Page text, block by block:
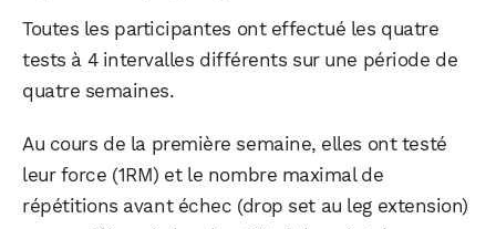
Toutes les participantes ont effectué les quatre
tests à 4 intervalles différents sur une période de
quatre semaines.
Au cours de la première semaine, elles ont testé
leur force (1RM) et le nombre maximal de
répétitions avant échec (drop set au leg extension)